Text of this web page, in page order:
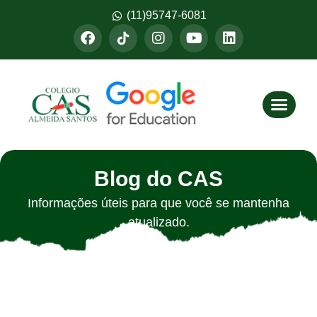
(11)95747-6081
Blog do CAS
Informações úteis para que você se mantenha
atualizado.